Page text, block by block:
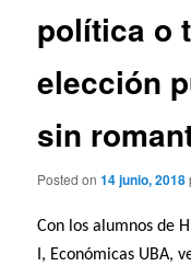
política o
elección
sin
Posted on14 junio, 2018
Con los alumnos de
I, Económicas UBA,